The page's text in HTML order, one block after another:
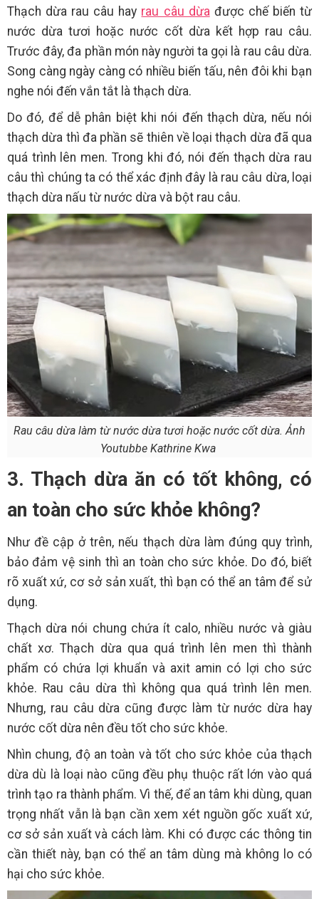
Thạch dừa rau câu hay rau câu dừa được chế biến từ
nước dừa tươi hoặc nước cốt dừa kết hợp rau câu.
Trước đây, đa phần món này người ta gọi là rau câu dừa.
Song càng ngày càng có nhiều biến tấu, nên đôi khi bạn
nghe nói đến vắn tắt là thạch dừa.
Do đó, để dễ phân biệt khi nói đến thạch dừa, nếu nói
thạch dừa thì đa phần sẽ thiên về loại thạch dừa đã qua
quá trình lên men. Trong khi đó, nói đến thạch dừa rau
câu thì chúng ta có thể xác định đây là rau câu dừa, loại
thạch dừa nấu từ nước dừa và bột rau câu.
Rau câu dừa làm từ nước dừa tươi hoặc nước cốt dừa. Ảnh
Youtubbe Kathrine Kwa
3. Thạch dừa ăn có tốt không, có
an toàn cho sức khỏe không?
Như đề cập ở trên, nếu thạch dừa làm đúng quy trình,
bảo đảm vệ sinh thì an toàn cho sức khỏe. Do đó, biết
rõ xuất xứ, cơ sở sản xuất, thì bạn có thể an tâm để sử
dụng.
Thạch dừa nói chung chứa ít calo, nhiều nước và giàu
chất xơ. Thạch dừa qua quá trình lên men thì thành
phẩm có chứa lợi khuẩn và axit amin có lợi cho sức
khỏe. Rau câu dừa thì không qua quá trình lên men.
Nhưng, rau câu dừa cũng được làm từ nước dừa hay
nước cốt dừa nên đều tốt cho sức khỏe.
Nhìn chung, độ an toàn và tốt cho sức khỏe của thạch
dừa dù là loại nào cũng đều phụ thuộc rất lớn vào quá
trình tạo ra thành phẩm. Vì thế, để an tâm khi dùng, quan
trọng nhất vẫn là bạn cần xem xét nguồn gốc xuất xứ,
cơ sở sản xuất và cách làm. Khi có được các thông tin
cần thiết này, bạn có thể an tâm dùng mà không lo có
hại cho sức khỏe.